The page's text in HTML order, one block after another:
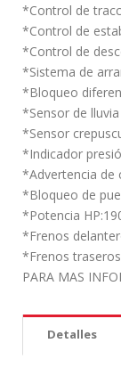
*Control de
*Control de
*Control de
*Sistema de
*Bloqueo
*Sensor de lluvia
*Sensor
*Indicador
*Advertencia de
*Bloqueo de
*Potencia
*Frenos
*Frenos
PARA MAS
Detalles